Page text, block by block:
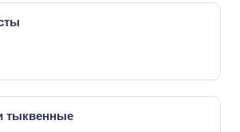
тыквенные